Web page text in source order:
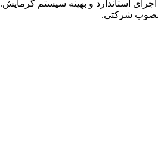
استاندارد و بهینه سیستم گرمایش.
مصوب شرکتی.